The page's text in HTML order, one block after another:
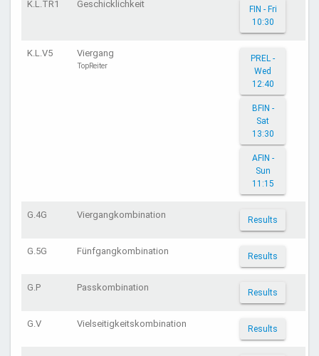
K.L.TR1 Geschicklichkeit
FIN - Fri
10:30
K.L.V5 Viergang
TopReiter
PREL -
Wed
12:40
BFIN -
Sat
13:30
AFIN -
Sun
11:15
G.4G Viergangkombination Results
G.5G Fünfgangkombination Results
G.P Passkombination Results
G.V Vielseitigkeitskombination Results